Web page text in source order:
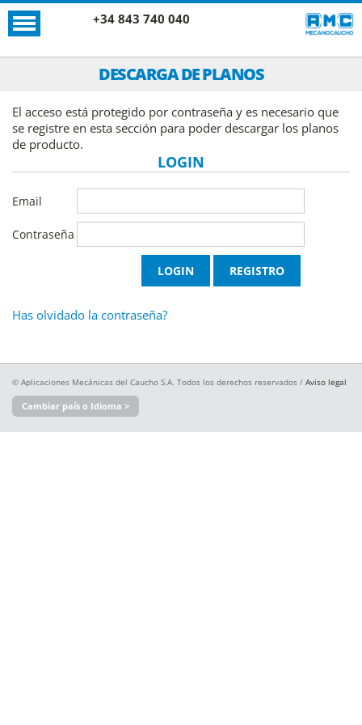
+34 843 740 040
DESCARGA DE PLANOS
El acceso está protegido por contraseña y es necesario que
se registre en esta sección para poder descargar los planos
de producto.
LOGIN
Email
Contraseña
Has olvidado la contraseña?
© Aplicaciones Mecánicas del Caucho S.A. Todos los derechos reservados / Aviso legal
Cambiar país o Idioma >